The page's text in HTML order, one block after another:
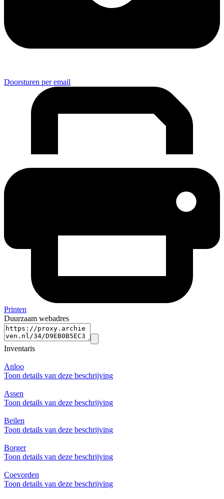
Doorsturen per email
Printen
Duurzaam webadres
Inventaris
Anloo
Toon details van deze beschrijving
Assen
Toon details van deze beschrijving
Beilen
Toon details van deze beschrijving
Borger
Toon details van deze beschrijving
Coevorden
Toon details van deze beschrijving